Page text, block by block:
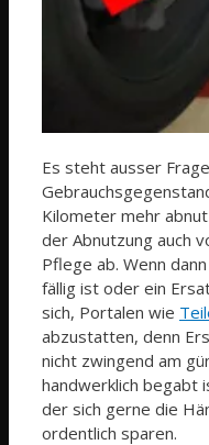
Es steht ausser
Kilometer mehr
der Abnutzung auch
Pflege ab. Wenn
fällig ist oder ein
sich, Portalen wie
abzustatten, denn
nicht zwingend am
handwerklich begabt
der sich gerne die
ordentlich sparen.